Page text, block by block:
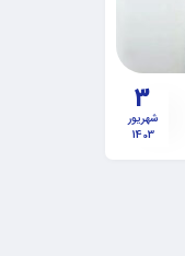
3
شهریور
1403